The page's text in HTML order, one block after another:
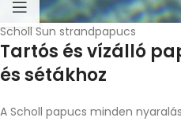
Scholl Sun strandpapucs
Tartós és vízálló
és sétákhoz
A Scholl papucs minden